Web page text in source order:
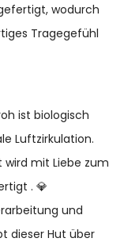
wodurch
Tragegefühl
ist biologisch
Luftzirkulation.
wird mit Liebe zum
. 💎
und
dieser Hut über